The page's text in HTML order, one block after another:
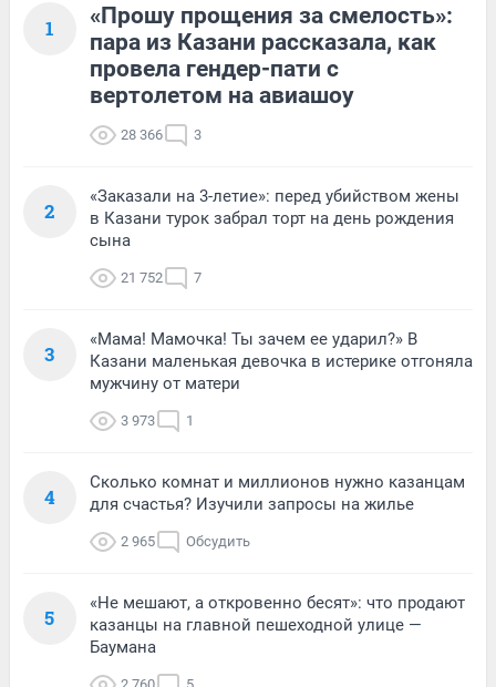
1
«Прошу прощения за смелость»:
пара из Казани рассказала, как
провела гендер-пати с
вертолетом на авиашоу
28 366 3
2
«Заказали на 3-летие»: перед убийством жены
в Казани турок забрал торт на день рождения
сына
21 752 7
3
«Мама! Мамочка! Ты зачем ее ударил?» В
Казани маленькая девочка в истерике отгоняла
мужчину от матери
3 973 1
4
Сколько комнат и миллионов нужно казанцам
для счастья? Изучили запросы на жилье
2 965 Обсудить
5
«Не мешают, а откровенно бесят»: что продают
казанцы на главной пешеходной улице —
Баумана